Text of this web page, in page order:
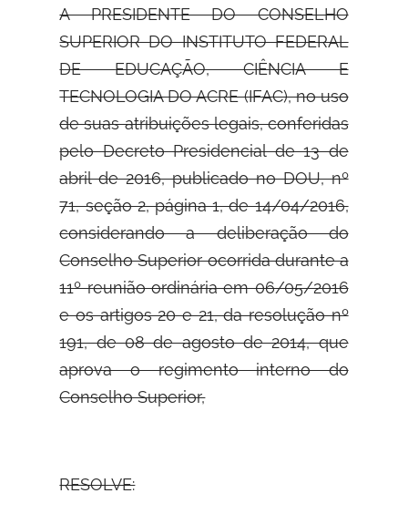
A PRESIDENTE DO CONSELHO
SUPERIOR DO INSTITUTO FEDERAL
DEEDUCAÇÃO, CIÊNCIA E
TECNOLOGIA DO ACRE (IFAC), no uso
de suas atribuições legais, conferidas
pelo Decreto Presidencial de 13 de
abril de 2016, publicado no DOU, nº
71, seção 2, página 1, de 14/04/2016,
considerando a deliberação do
Conselho Superior ocorrida durante a
11º reunião ordinária em 06/05/2016
e os artigos 20 e 21, da resolução nº
191, de 08 de agosto de 2014, que
aprova o regimento interno do
Conselho Superior,
RESOLVE: